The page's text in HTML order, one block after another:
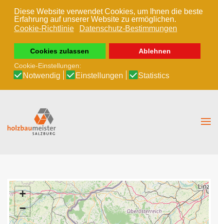
Diese Website verwendet Cookies, um Ihnen die beste
Erfahrung auf unserer Website zu ermöglichen.
Cookie-Richtlinie
Datenschutz-Bestimmungen
Cookies zulassen
Ablehnen
Cookie-Einstellungen:
Notwendig Einstellungen Statistics
Zum Hauptinhalt springen
+
−